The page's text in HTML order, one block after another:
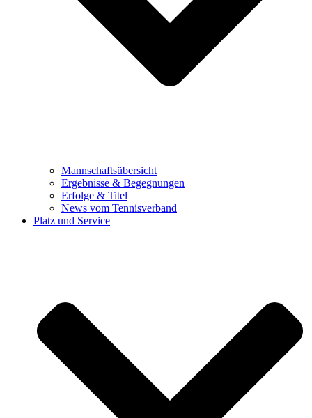
Mannschaftsübersicht
Ergebnisse & Begegnungen
Erfolge & Titel
News vom Tennisverband
Platz und Service